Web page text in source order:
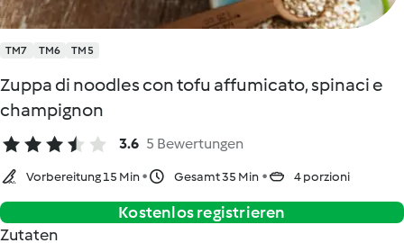
TM7 TM6 TM5
Zuppa di noodles con tofu affumicato, spinaci e
champignon
3.6 5 Bewertungen
Vorbereitung 15 Min Gesamt 35 Min 4 porzioni
Kostenlos registrieren
Zutaten